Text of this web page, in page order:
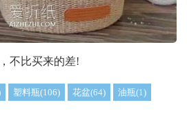
不比买来的差!
塑料瓶(106) 花盆(64) 油瓶(1)